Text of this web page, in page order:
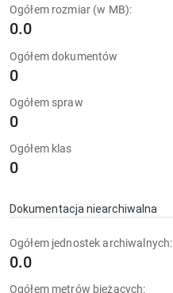
Ogółem rozmiar (w MB):
0.0
Ogółem dokumentów
0
Ogółem spraw
0
Ogółem klas
0
Dokumentacja niearchiwalna
Ogółem jednostek archiwalnych:
0.0
Ogółem metrów bieżących: